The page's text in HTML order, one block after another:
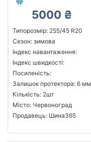
5000 ₴
Типорозмір: 255/45 R20
Сезон: зимова
Індекс навантаження:
Індекс швидкості:
Посиленість:
Залишок протектора: 6 мм
Кількість: 2шт
Місто: Червоноград
Продавець: Шина365